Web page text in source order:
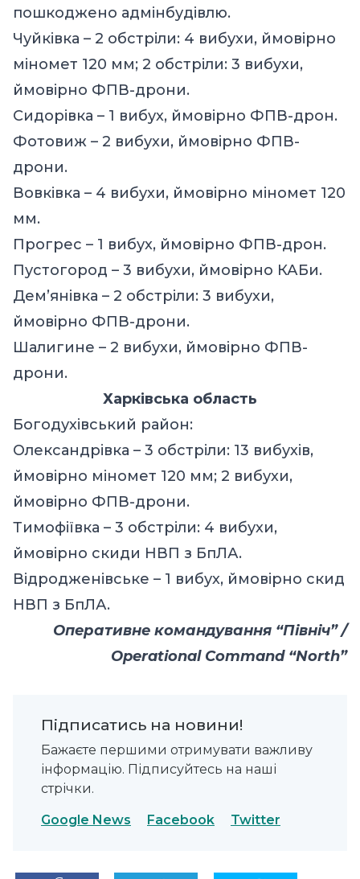
пошкоджено адмінбудівлю.
Чуйківка – 2 обстріли: 4 вибухи, ймовірно
міномет 120 мм; 2 обстріли: 3 вибухи,
ймовірно ФПВ-дрони.
Сидорівка – 1 вибух, ймовірно ФПВ-дрон.
Фотовиж – 2 вибухи, ймовірно ФПВ-
дрони.
Вовківка – 4 вибухи, ймовірно міномет 120
мм.
Прогрес – 1 вибух, ймовірно ФПВ-дрон.
Пустогород – 3 вибухи, ймовірно КАБи.
Дем’янівка – 2 обстріли: 3 вибухи,
ймовірно ФПВ-дрони.
Шалигине – 2 вибухи, ймовірно ФПВ-
дрони.
Харківська область
Богодухівський район:
Олександрівка – 3 обстріли: 13 вибухів,
ймовірно міномет 120 мм; 2 вибухи,
ймовірно ФПВ-дрони.
Тимофіївка – 3 обстріли: 4 вибухи,
ймовірно скиди НВП з БпЛА.
Відродженівське – 1 вибух, ймовірно скид
НВП з БпЛА.
Оперативне командування “Північ” /
Operational Command “North”
Підписатись на новини!
Бажаєте першими отримувати важливу
інформацію. Підписуйтесь на наші
стрічки.
Google News Facebook Twitter